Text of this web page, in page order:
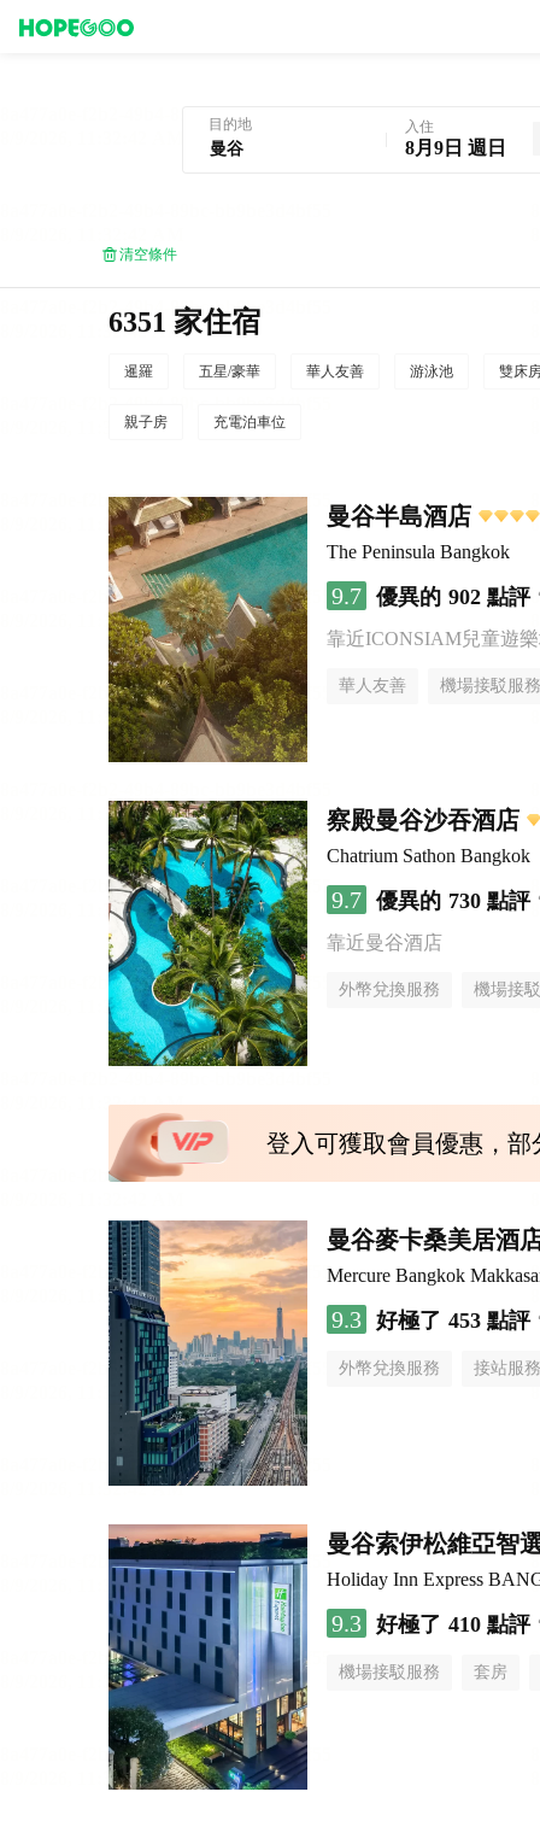
目的地 入住
8月9日 週日
清空條件
6351 家住宿
暹羅 五星/豪華 華人友善 游泳池 雙床
親子房 充電泊車位
曼谷半島酒店
The Peninsula Bangkok
9.7 優異的 902 點評
靠近ICONSIAM兒童遊
華人友善 機場接駁服務
察殿曼谷沙吞酒店
Chatrium Sathon Bangkok
9.7 優異的 730 點評
靠近曼谷酒店
外幣兌換服務 機場接
登入可獲取會員優惠，
曼谷麥卡桑美居酒
Mercure Bangkok
9.3 好極了 453 點評
外幣兌換服務 接站服務
曼谷索伊松維亞智
Holiday Inn Express
9.3 好極了 410 點評
機場接駁服務 套房